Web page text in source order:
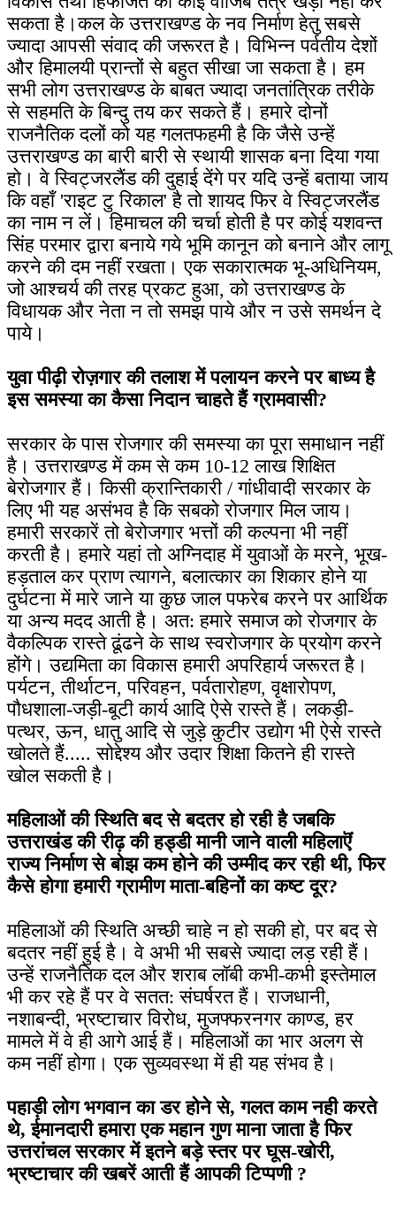
सकता है।कल के उत्तराखण्ड के नव निर्माण हेतु सबसे
ज्यादा आपसी संवाद की जरूरत है। विभिन्न पर्वतीय देशों
और हिमालयी प्रान्तों से बहुत सीखा जा सकता है। हम
सभी लोग उत्तराखण्ड के बाबत ज्यादा जनतांत्रिक तरीके
से सहमति के बिन्दु तय कर सकते हैं। हमारे दोनों
राजनैतिक दलों को यह गलतफहमी है कि जैसे उन्हें
उत्तराखण्ड का बारी बारी से स्थायी शासक बना दिया गया
हो। वे स्विट्जरलैंड की दुहाई देंगे पर यदि उन्हें बताया जाय
कि वहाँ 'राइट टु रिकाल' है तो शायद फिर वे स्विट्जरलैंड
का नाम न लें। हिमाचल की चर्चा होती है पर कोई यशवन्त
सिंह परमार द्वारा बनाये गये भूमि कानून को बनाने और लागू
करने की दम नहीं रखता। एक सकारात्मक भू-अधिनियम,
जो आश्चर्य की तरह प्रकट हुआ, को उत्तराखण्ड के
विधायक और नेता न तो समझ पाये और न उसे समर्थन दे
पाये।
युवा पीढ़ी रोज़गार की तलाश में पलायन करने पर बाध्य है
इस समस्या का कैसा निदान चाहते हैं ग्रामवासी?
सरकार के पास रोजगार की समस्या का पूरा समाधान नहीं
है। उत्तराखण्ड में कम से कम 10-12 लाख शिक्षित
बेरोजगार हैं। किसी क्रान्तिकारी / गांधीवादी सरकार के
लिए भी यह असंभव है कि सबको रोजगार मिल जाय।
हमारी सरकारें तो बेरोजगार भत्तों की कल्पना भी नहीं
करती है। हमारे यहां तो अग्निदाह में युवाओं के मरने, भूख-
हड़ताल कर प्राण त्यागने, बलात्कार का शिकार होने या
दुर्घटना में मारे जाने या कुछ जाल पफरेब करने पर आर्थिक
या अन्य मदद आती है। अत: हमारे समाज को रोजगार के
वैकल्पिक रास्ते ढूंढने के साथ स्वरोजगार के प्रयोग करने
होंगे। उद्यमिता का विकास हमारी अपरिहार्य जरूरत है।
पर्यटन, तीर्थाटन, परिवहन, पर्वतारोहण, वृक्षारोपण,
पौधशाला-जड़ी-बूटी कार्य आदि ऐसे रास्ते हैं। लकड़ी-
पत्थर, ऊन, धातु आदि से जुड़े कुटीर उद्योग भी ऐसे रास्ते
खोलते हैं..... सोद्देश्य और उदार शिक्षा कितने ही रास्ते
खोल सकती है।
महिलाओं की स्थिति बद से बदतर हो रही है जबकि
उत्तराखंड की रीढ़ की हड्डी मानी जाने वाली महिलाऎं
राज्य निर्माण से बोझ कम होने की उम्मीद कर रही थी, फिर
कैसे होगा हमारी ग्रामीण माता-बहिनों का कष्ट दूर?
महिलाओं की स्थिति अच्छी चाहे न हो सकी हो, पर बद से
बदतर नहीं हुई है। वे अभी भी सबसे ज्यादा लड़ रही हैं।
उन्हें राजनैतिक दल और शराब लॉबी कभी-कभी इस्तेमाल
भी कर रहे हैं पर वे सतत: संघर्षरत हैं। राजधानी,
नशाबन्दी, भ्रष्टाचार विरोध, मुजफ्फरनगर काण्ड, हर
मामले में वे ही आगे आई हैं। महिलाओं का भार अलग से
कम नहीं होगा। एक सुव्यवस्था में ही यह संभव है।
पहाड़ी लोग भगवान का डर होने से, गलत काम नही करते
थे, ईमानदारी हमारा एक महान गुण माना जाता है फिर
उत्तरांचल सरकार में इतने बड़े स्तर पर घूस-खोरी,
भ्रष्टाचार की खबरें आती हैं आपकी टिप्पणी ?